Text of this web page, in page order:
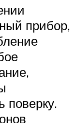
прибор,
поверку.